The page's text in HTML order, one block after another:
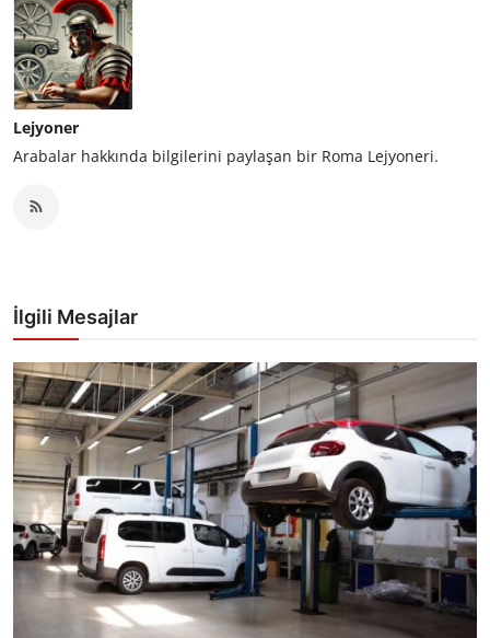
Lejyoner
Arabalar hakkında bilgilerini paylaşan bir Roma Lejyoneri.
İlgili Mesajlar